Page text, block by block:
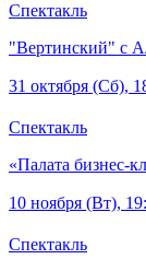
Спектакль
"Вертинский" с
31 октября (Сб),
Спектакль
«Палата бизнес-
10 ноября (Вт),
Спектакль